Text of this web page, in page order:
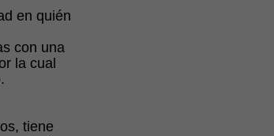
en quién
con una
la cual
tiene